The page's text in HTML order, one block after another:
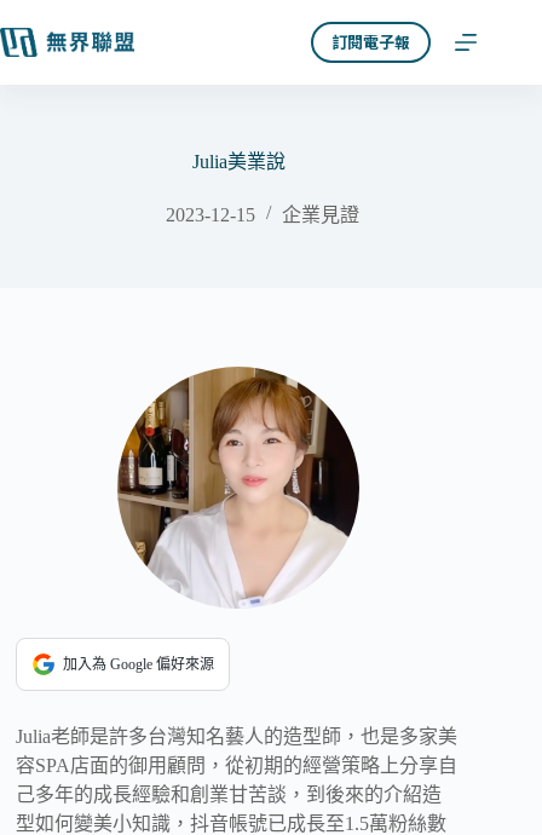
至
訂閱電子報
Julia美業說
2023-12-15 企業見證
加入為 Google 偏好來源
Julia老師是許多台灣知名藝人的造型師，也是多家美
容SPA店面的御用顧問，從初期的經營策略上分享自
己多年的成長經驗和創業甘苦談，到後來的介紹造
型如何變美小知識，抖音帳號已成長至1.5萬粉絲數